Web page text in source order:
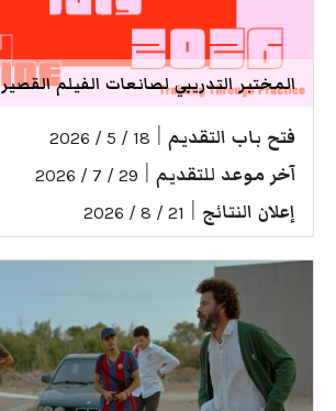
المختبر التدريبي لصانعات الفيلم القصير
فتح باب التقديم 18 / 5 / 2026
آخر موعد للتقديم 29 / 7 / 2026
إعلان النتائج 21 / 8 / 2026